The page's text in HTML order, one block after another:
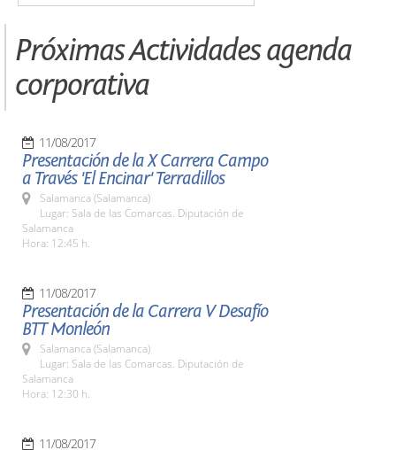
Próximas Actividades agenda
corporativa
11/08/2017
Presentación de la X Carrera Campo
a Través 'El Encinar' Terradillos
Salamanca (Salamanca)
Lugar: Sala de las Comarcas. Diputación de
Salamanca
Hora: 12:45 h.
11/08/2017
Presentación de la Carrera V Desafío
BTT Monleón
Salamanca (Salamanca)
Lugar: Sala de las Comarcas. Diputación de
Salamanca
Hora: 12:30 h.
11/08/2017